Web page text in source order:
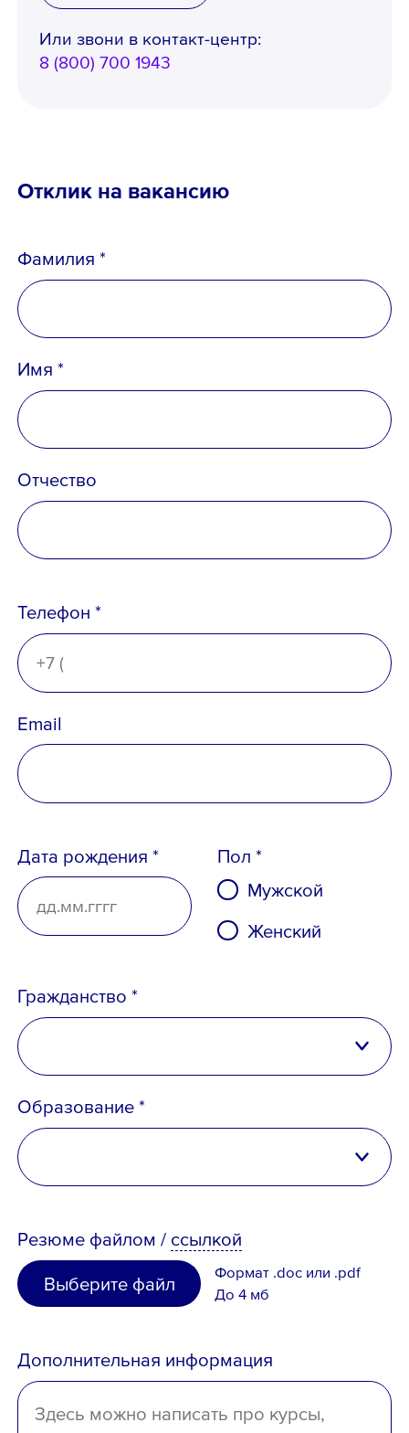
Или звони в контакт-центр:
8 (800) 700 1943
Ознакомлен сПолитикой
конфиденциальности
Порядком формирования кадрового
персональных данных
Отклик на вакансию
Фамилия *
Имя *
Отчество
Телефон *
Email
Дата рождения *
Пол *
Мужской
Женский
Гражданство *
Российская Федерация
Беларусь
Узбекистан
Иное
Образование *
неполное высшее
среднее специальное
отсутствует
Резюме файлом / ссылкой
Выберите файл
Формат .doc или .pdf
До 4 мб
Дополнительная информация